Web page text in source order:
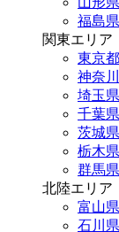
福島県
関東エリア
東京都
神奈
埼玉県
千葉県
茨城県
栃木県
群馬県
北陸エリア
富山県
石川県